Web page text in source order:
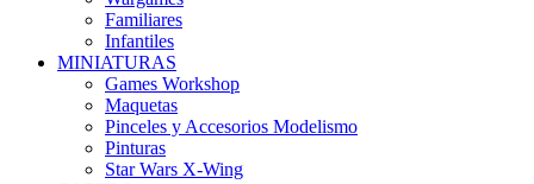
Familiares
Infantiles
MINIATURAS
Games Workshop
Maquetas
Pinceles y Accesorios Modelismo
Pinturas
Star Wars X-Wing